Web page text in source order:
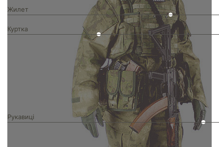
Жилет
Куртка
Рукавиці